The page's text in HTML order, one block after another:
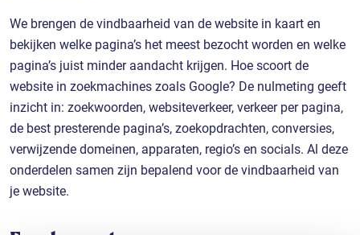
We brengen de vindbaarheid van de website in kaart en
bekijken welke pagina’s het meest bezocht worden en welke
pagina’s juist minder aandacht krijgen. Hoe scoort de
website in zoekmachines zoals Google? De nulmeting geeft
inzicht in: zoekwoorden, websiteverkeer, verkeer per pagina,
de best presterende pagina’s, zoekopdrachten, conversies,
verwijzende domeinen, apparaten, regio’s en socials. Al deze
onderdelen samen zijn bepalend voor de vindbaarheid van
je website.